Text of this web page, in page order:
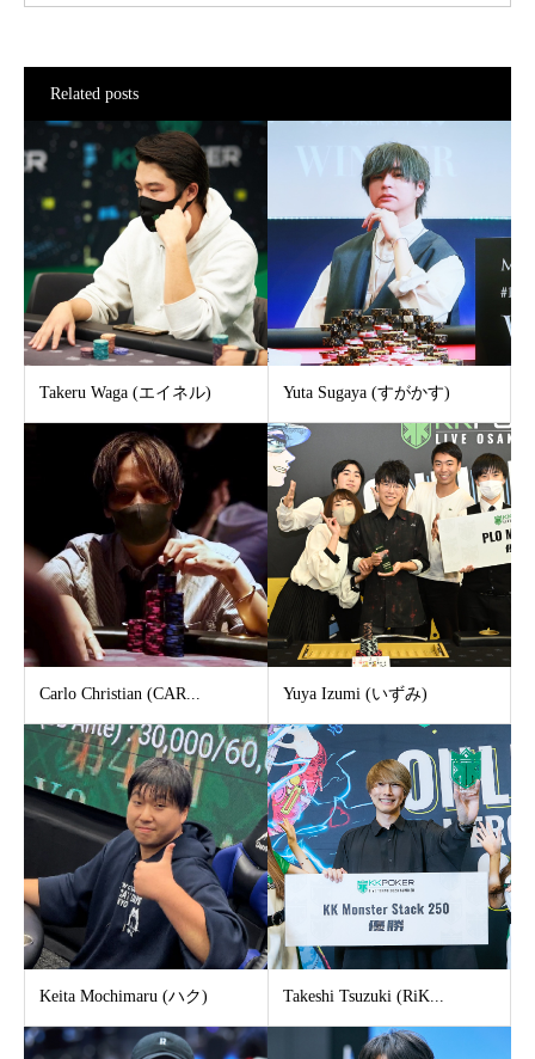
Related posts
Takeru Waga (エイネル) Yuta Sugaya (すがかす)
Carlo Christian (CAR... Yuya Izumi (いずみ)
Keita Mochimaru (ハク) Takeshi Tsuzuki (RiK...